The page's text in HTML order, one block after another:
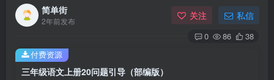
简单街
2年前发布 关注 私信
0 86 38
三年级语文上册20问题引导（部编版）
付费资源